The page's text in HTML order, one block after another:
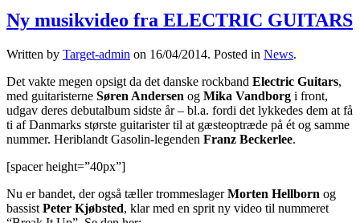
Ny musikvideo fra ELECTRIC GUITARS
Written by Target-admin on 16/04/2014. Posted in News.
Det vakte megen opsigt da det danske rockband Electric Guitars,
med guitaristerne Søren Andersen og Mika Vandborg i front,
udgav deres debutalbum sidste år – bl.a. fordi det lykkedes dem at få
ti af Danmarks største guitarister til at gæsteoptræde på ét og samme
nummer. Heriblandt Gasolin-legenden Franz Beckerlee.
[spacer height=”40px”]
Nu er bandet, der også tæller trommeslagerMorten Hellborn og
bassist Peter Kjøbsted, klar med en sprit ny video til nummeret